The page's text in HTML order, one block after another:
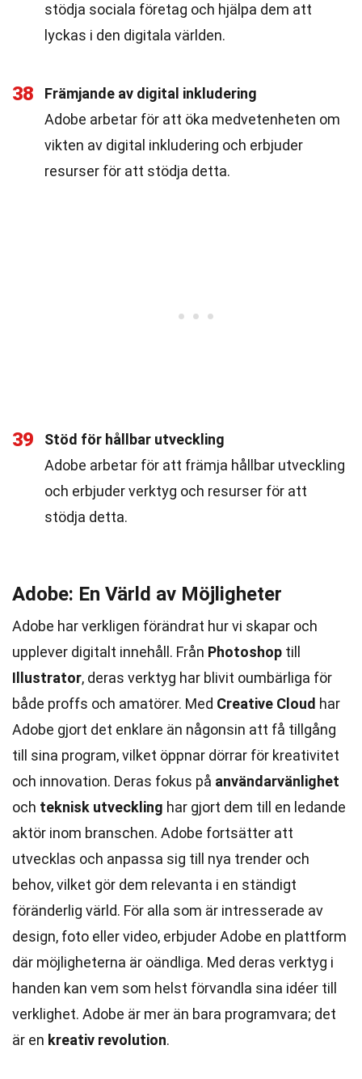
stödja sociala företag och hjälpa dem att
lyckas i den digitala världen.
38
Främjande av digital inkludering
Adobe arbetar för att öka medvetenheten om
vikten av digital inkludering och erbjuder
resurser för att stödja detta.
39
Stöd för hållbar utveckling
Adobe arbetar för att främja hållbar utveckling
och erbjuder verktyg och resurser för att
stödja detta.
Adobe: En Värld av Möjligheter
Adobe har verkligen förändrat hur vi skapar och
upplever digitalt innehåll. Från Photoshop till
Illustrator, deras verktyg har blivit oumbärliga för
både proffs och amatörer. Med Creative Cloud har
Adobe gjort det enklare än någonsin att få tillgång
till sina program, vilket öppnar dörrar för kreativitet
och innovation. Deras fokus på användarvänlighet
och teknisk utveckling har gjort dem till en ledande
aktör inom branschen. Adobe fortsätter att
utvecklas och anpassa sig till nya trender och
behov, vilket gör dem relevanta i en ständigt
föränderlig värld. För alla som är intresserade av
design, foto eller video, erbjuder Adobe en plattform
där möjligheterna är oändliga. Med deras verktyg i
handen kan vem som helst förvandla sina idéer till
verklighet. Adobe är mer än bara programvara; det
är en kreativ revolution.